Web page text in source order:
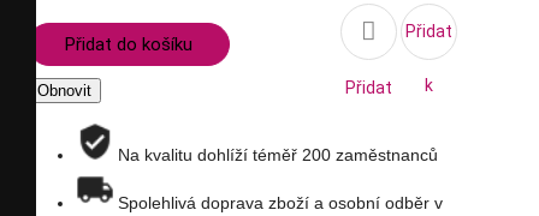
Přidat do košíku 
Přidat
seznam
Přidat
k
Na kvalitu dohlíží téměř 200 zaměstnanců
Spolehlivá doprava zboží a osobní odběr v